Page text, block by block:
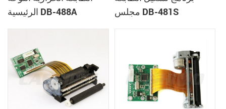
الرئيسية DB-488A
مجلس DB-481S